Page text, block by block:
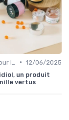
• 12/06/2025
un produit
vertus